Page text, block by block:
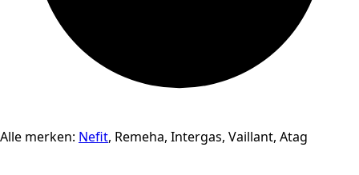
Alle merken: Nefit, Remeha, Intergas, Vaillant, Atag